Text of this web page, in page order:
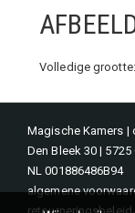
Volledige grootte:
Magische Kamers |
Den Bleek 30 |
NL 001886486B94
algemene